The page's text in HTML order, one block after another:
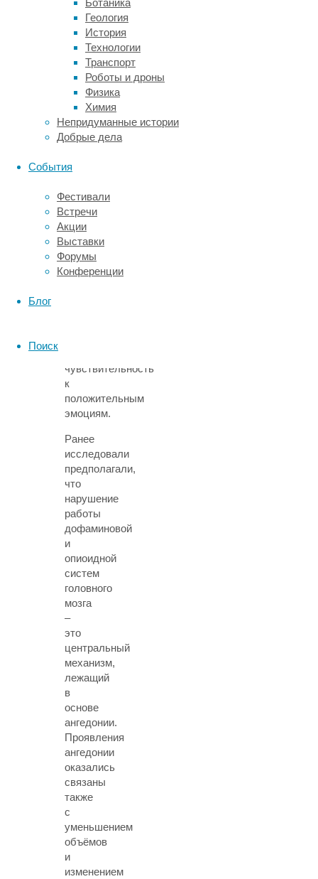
Ботаника
Геология
История
Технологии
Транспорт
Роботы и дроны
Физика
Химия
Непридуманные истории
Добрые дела
События
Фестивали
Встречи
Акции
Выставки
Форумы
Конференции
Блог
Поиск
быть
характерной
особенностью
функционирования
системы
вознаграждения
головного
мозга
у
лиц
без
расстройств.
Так,
у
здоровых
родственников
пациентов
чувствительность
к
положительным
эмоциям.
Ранее
исследовали
предполагали,
что
нарушение
работы
дофаминовой
и
опиоидной
систем
головного
мозга
–
это
центральный
механизм,
лежащий
в
основе
ангедонии.
Проявления
ангедонии
оказались
связаны
также
с
уменьшением
объёмов
и
изменением